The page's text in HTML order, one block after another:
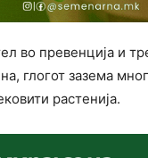
во превенција и
глогот зазема
растенија.